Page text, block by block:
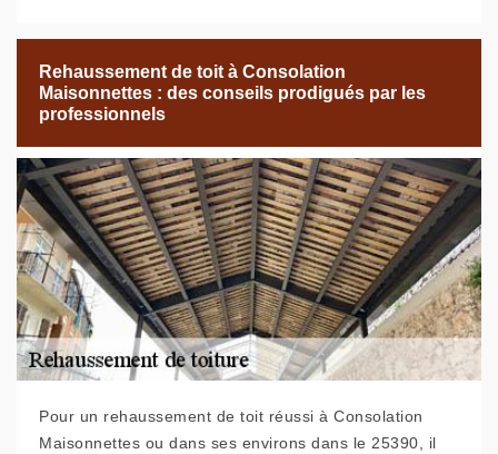
Rehaussement de toit à Consolation
Maisonnettes : des conseils prodigués par les
professionnels
Pour un rehaussement de toit réussi à Consolation
Maisonnettes ou dans ses environs dans le 25390, il